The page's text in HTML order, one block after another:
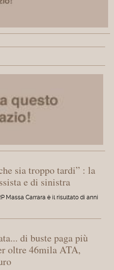
sia troppo tardi” : la
e di sinistra
Massa Carrara è il risultato di anni
di buste paga più
oltre 46mila ATA,